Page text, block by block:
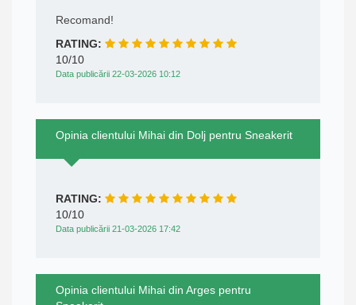
Recomand!
RATING:
10/10
Data publicării 22-03-2026 10:12
Opinia clientului Mihai din Dolj pentru Sneakerit
RATING:
10/10
Data publicării 21-03-2026 17:42
Opinia clientului Mihai din Arges pentru